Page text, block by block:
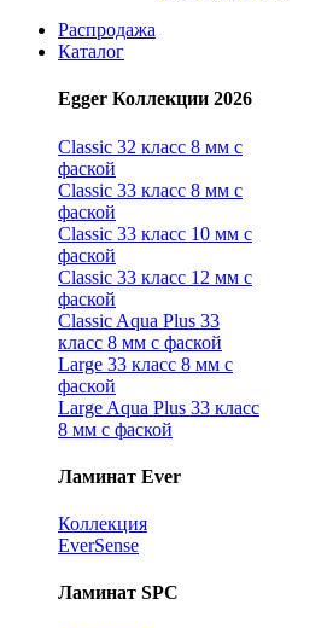
Распродажа
Каталог
Egger Коллекции 2026
Classic 32 класс 8 мм с
фаской
Classic 33 класс 8 мм с
фаской
Classic 33 класс 10 мм с
фаской
Classic 33 класс 12 мм с
фаской
Classic Aqua Plus 33
класс 8 мм с фаской
Large 33 класс 8 мм с
фаской
Large Aqua Plus 33 класс
8 мм с фаской
Ламинат Ever
Коллекция
EverSense
Ламинат SPC